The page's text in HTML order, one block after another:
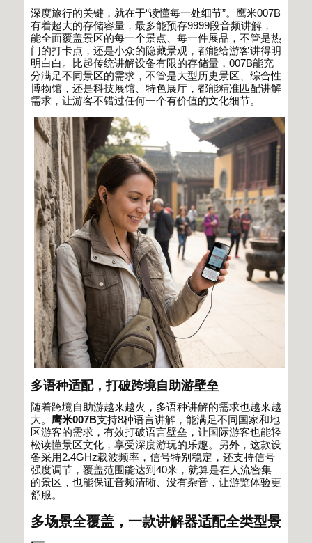
深度旅行的关键，就在于“读懂每一处细节”。鹰米007B
有着超大的存储容量，最多能预存9999段音频讲解，
能全面覆盖景区的每一个景点、每一件展品，不管是热
门的打卡点，还是小众的隐藏景观，都能给游客讲得明
明白白。比起传统讲解设备有限的存储量， 007B能充
分满足不同景区的需求，不管是大型历史景区、综合性
博物馆，还是科技展馆、特色展厅，都能精准匹配讲解
需求，让游客不错过任何一个有价值的文化细节。
多语种适配，打破跨境自助游壁垒
随着跨境自助游越来越火，多语种讲解的需求也越来越
大。 鹰米007B支持8种语言讲解，能满足不同国家和地
区游客的需求，有效打破语言壁垒，让国际游客也能轻
松读懂景区文化，享受深度游玩的乐趣。另外，这款设
备采用2.4GHz载波频率，信号特别稳定，还支持信号
强度调节，覆盖范围能达到 40米，就算是在人流密集
的景区，也能保证音频清晰、没有杂音，让游览体验更
舒服。
多场景全覆盖，一款讲解器适配全类型景